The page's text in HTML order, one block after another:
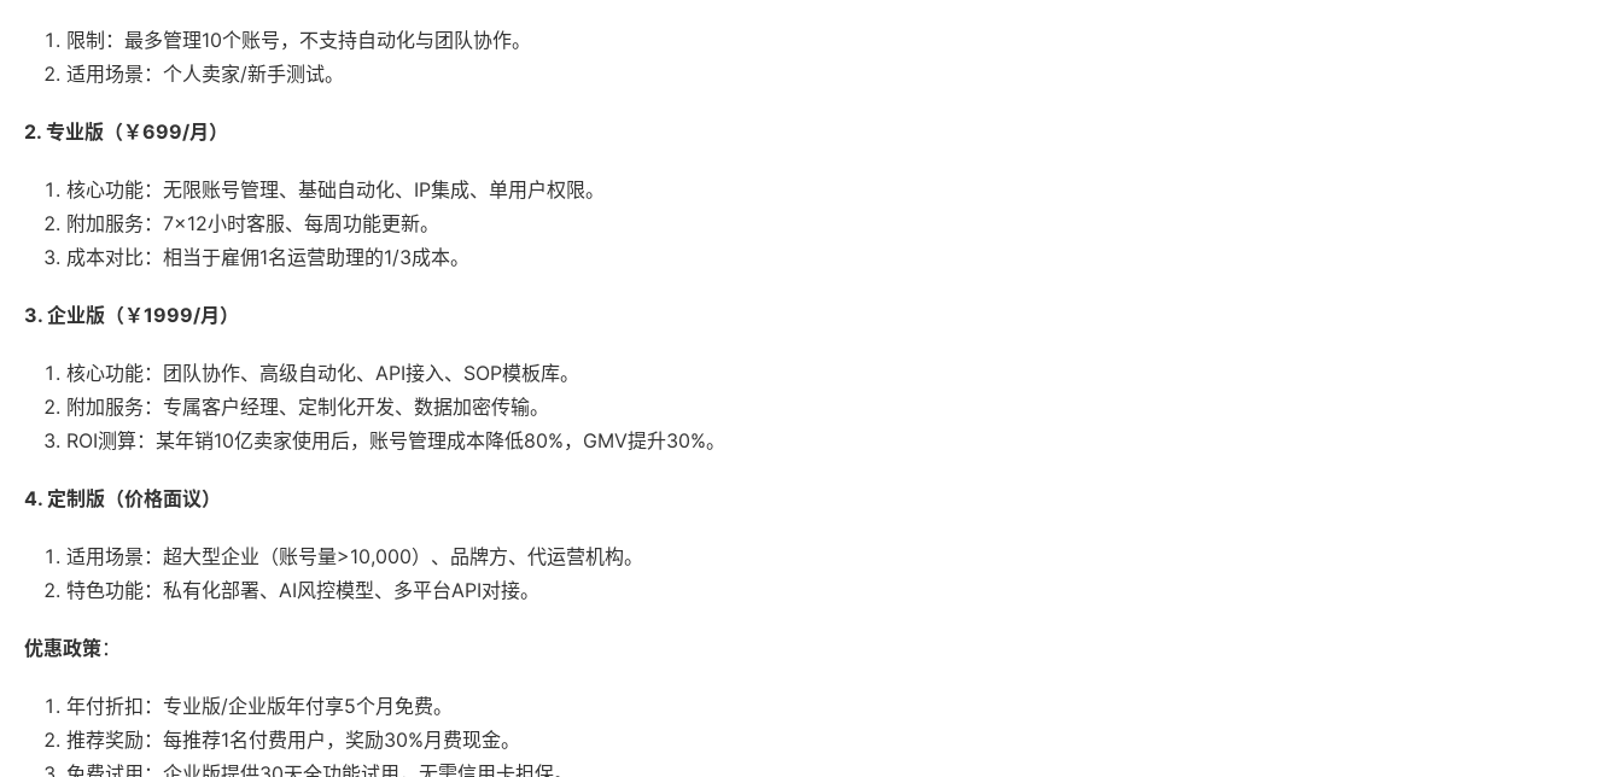
限制：最多管理10个账号，不支持自动化与团队协作。
适用场景：个人卖家/新手测试。
2. 专业版（￥699/月）
核心功能：无限账号管理、基础自动化、IP集成、单用户权限。
附加服务：7×12小时客服、每周功能更新。
成本对比：相当于雇佣1名运营助理的1/3成本。
3. 企业版（￥1999/月）
核心功能：团队协作、高级自动化、API接入、SOP模板库。
附加服务：专属客户经理、定制化开发、数据加密传输。
ROI测算：某年销10亿卖家使用后，账号管理成本降低80%，GMV提升30%。
4. 定制版（价格面议）
适用场景：超大型企业（账号量>10,000）、品牌方、代运营机构。
特色功能：私有化部署、AI风控模型、多平台API对接。
优惠政策：
年付折扣：专业版/企业版年付享5个月免费。
推荐奖励：每推荐1名付费用户，奖励30%月费现金。